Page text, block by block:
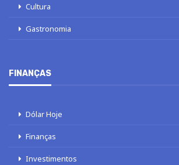
Cultura
Gastronomia
FINANÇAS
Dólar Hoje
Finanças
Investimentos